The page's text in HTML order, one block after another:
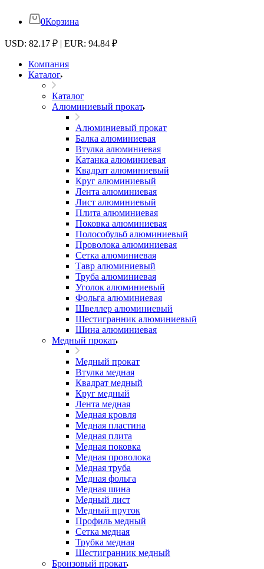
0Корзина
USD: 82.17 ₽ | EUR: 94.84 ₽
Компания
Каталог
Каталог
Алюминиевый прокат
Алюминиевый прокат
Балка алюминиевая
Втулка алюминиевая
Катанка алюминиевая
Квадрат алюминиевый
Круг алюминиевый
Лента алюминиевая
Лист алюминиевый
Плита алюминиевая
Поковка алюминиевая
Полособульб алюминиевый
Проволока алюминиевая
Сетка алюминиевая
Тавр алюминиевый
Труба алюминиевая
Уголок алюминиевый
Фольга алюминиевая
Швеллер алюминиевый
Шестигранник алюминиевый
Шина алюминиевая
Медный прокат
Медный прокат
Втулка медная
Квадрат медный
Круг медный
Лента медная
Медная кровля
Медная пластина
Медная плита
Медная поковка
Медная проволока
Медная труба
Медная фольга
Медная шина
Медный лист
Медный пруток
Профиль медный
Сетка медная
Трубка медная
Шестигранник медный
Бронзовый прокат